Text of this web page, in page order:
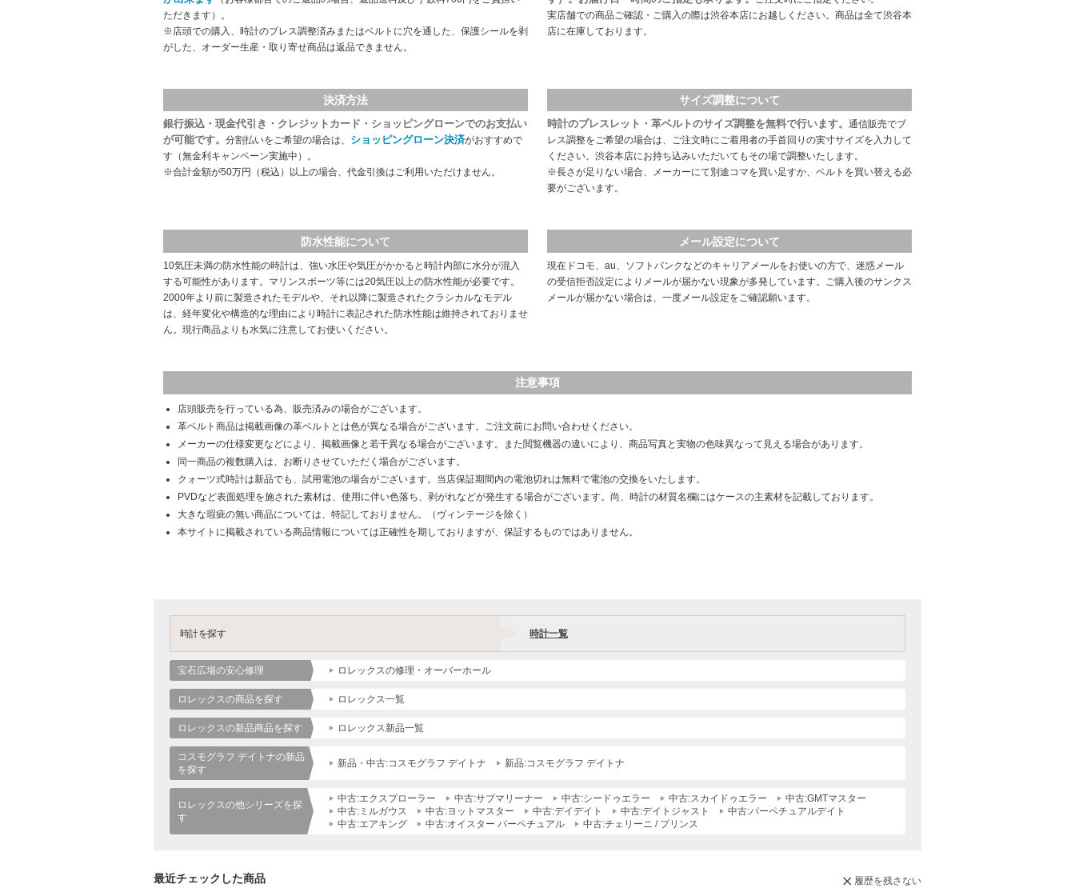
ただきます）。
※店頭での購入、時計のブレス調整済みまたはベルトに穴を通した、保護シールを剥
がした、オーダー生産・取り寄せ商品は返品できません。
実店舗での商品ご確認・ご購入の際は渋谷本店にお越しください。商品は全て渋谷本
店に在庫しております。
決済方法
銀行振込・現金代引き・クレジットカード・ショッピングローンでのお支払い
が可能です。 分割払いをご希望の場合は、 ショッピングローン決済がおすすめで
す（無金利キャンペーン実施中）。
※合計金額が50万円（税込）以上の場合、代金引換はご利用いただけません。
サイズ調整について
時計のブレスレット・革ベルトのサイズ調整を無料で行います。 通信販売でブ
レス調整をご希望の場合は、ご注文時にご着用者の手首回りの実寸サイズを入力して
ください。渋谷本店にお持ち込みいただいてもその場で調整いたします。
※長さが足りない場合、メーカーにて別途コマを買い足すか、ベルトを買い替える必
要がございます。
防水性能について
10気圧未満の防水性能の時計は、強い水圧や気圧がかかると時計内部に水分が混入
する可能性があります。マリンスポーツ等には20気圧以上の防水性能が必要です。
2000年より前に製造されたモデルや、それ以降に製造されたクラシカルなモデル
は、経年変化や構造的な理由により時計に表記された防水性能は維持されておりませ
ん。現行商品よりも水気に注意してお使いください。
メール設定について
現在ドコモ、au、ソフトバンクなどのキャリアメールをお使いの方で、迷惑メール
の受信拒否設定によりメールが届かない現象が多発しています。ご購入後のサンクス
メールが届かない場合は、一度メール設定をご確認願います。
注意事項
店頭販売を行っている為、販売済みの場合がございます。
革ベルト商品は掲載画像の革ベルトとは色が異なる場合がございます。ご注文前にお問い合わせください。
メーカーの仕様変更などにより、掲載画像と若干異なる場合がございます。また閲覧機器の違いにより、商品写真と実物の色味異なって見える場合があります。
同一商品の複数購入は、お断りさせていただく場合がございます。
クォーツ式時計は新品でも、試用電池の場合がございます。当店保証期間内の電池切れは無料で電池の交換をいたします。
PVDなど表面処理を施された素材は、使用に伴い色落ち、剥がれなどが発生する場合がございます。尚、時計の材質名欄にはケースの主素材を記載しております。
大きな瑕疵の無い商品については、特記しておりません。（ヴィンテージを除く）
本サイトに掲載されている商品情報については正確性を期しておりますが、保証するものではありません。
時計を探す 時計一覧
宝石広場の安心修理 ロレックスの修理・オーバーホール
ロレックスの商品を探す ロレックス一覧
ロレックスの新品商品を探す ロレックス新品一覧
コスモグラフ デイトナの新品
を探す
新品・中古:コスモグラフ デイトナ 新品:コスモグラフ デイトナ
ロレックスの他シリーズを探
す
中古:エクスプローラー 中古:サブマリーナー 中古:シードゥエラー 中古:スカイドゥエラー
中古:GMTマスター
中古:ミルガウス
中古:ヨットマスター 中古:デイデイト 中古:デイトジャスト
中古:パーペチュアルデイト
中古:エアキング
中古:オイスター パーペチュアル 中古:チェリーニ / プリンス
最近チェックした商品 履歴を残さない